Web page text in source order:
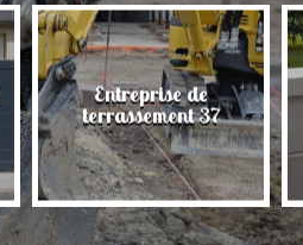
Entreprise de
terrassement 37